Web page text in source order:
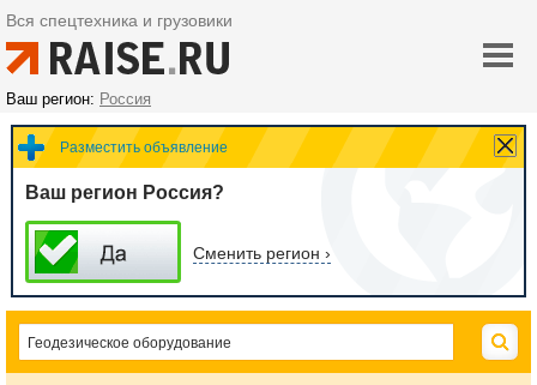
Вся спецтехника и грузовики
Ваш регион: Россия
Разместить объявление
Ваш регион Россия?
Сменить регион ›